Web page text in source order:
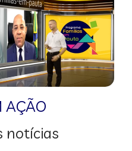
AÇÃO
notícias